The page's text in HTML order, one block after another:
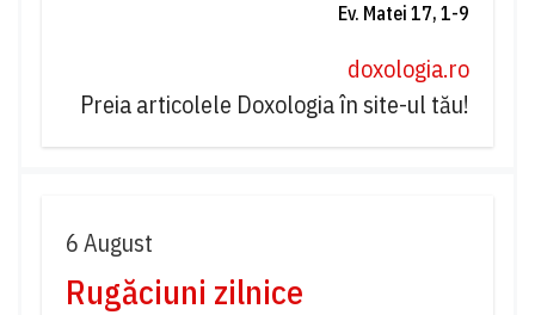
Ev. Matei 17, 1-9
doxologia.ro
Preia articolele Doxologia în site-ul tău!
6 August
Rugăciuni zilnice